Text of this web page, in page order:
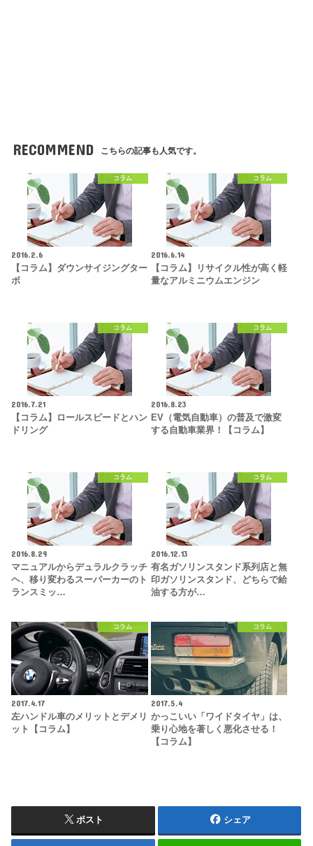
RECOMMEND こちらの記事も人気です。
コラム
2016.2.6
【コラム】ダウンサイジングター
ボ
コラム
2016.6.14
【コラム】リサイクル性が高く軽
量なアルミニウムエンジン
コラム
2016.7.21
【コラム】ロールスピードとハン
ドリング
コラム
2016.8.23
EV（電気自動車）の普及で激変
する自動車業界！【コラム】
コラム
2016.8.29
マニュアルからデュラルクラッチ
ヘ、移り変わるスーパーカーのト
ランスミッ…
コラム
2016.12.13
有名ガソリンスタンド系列店と無
印ガソリンスタンド、どちらで給
油する方が…
コラム
2017.4.17
左ハンドル車のメリットとデメリ
ット【コラム】
コラム
2017.5.4
かっこいい「ワイドタイヤ」は、
乗り心地を著しく悪化させる！
【コラム】
ポスト シェア